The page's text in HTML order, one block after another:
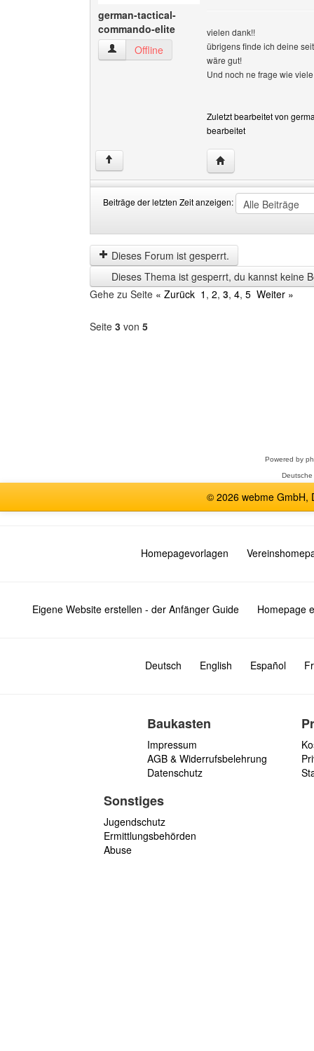
german-tactical-
commando-elite
german-tactical-commando-elite Benutzer-
Offline
vielen dank!!
übrigens finde ich deine
wäre gut!
Und noch ne frage wie
Zuletzt bearbeitet von
bearbeitet
↑ Website dieses
Beiträge der letzten Zeit anzeigen:
der
letzten
Zeit
anzeigen
by
Dieses Forum ist gesperrt.
Dieses Thema ist gesperrt, du kannst keine
Gehe zu Seite « Zurück 1 , 2, 3, 4, 5 Weiter »
Seite 3 von 5
Powered by
© 2026 webme GmbH,
Homepagevorlagen
Eigene Website erstellen - der Anfänger Guide Homepage
Deutsch English Español
Baukasten
Impressum
AGB & Widerrufsbelehrung
Datenschutz
Sonstiges
Jugendschutz
Ermittlungsbehörden
Abuse